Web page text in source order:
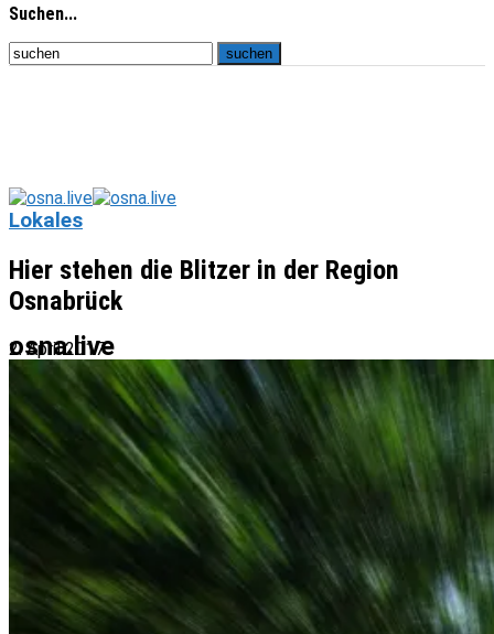
Suchen...
osna.live
Lokales
Hier stehen die Blitzer in der Region
Osnabrück
2. April 2017